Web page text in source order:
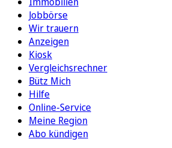
Jobbörse
Wir trauern
Anzeigen
Kiosk
Vergleichsrechner
Bütz Mich
Hilfe
Online-Service
Meine Region
Abo kündigen